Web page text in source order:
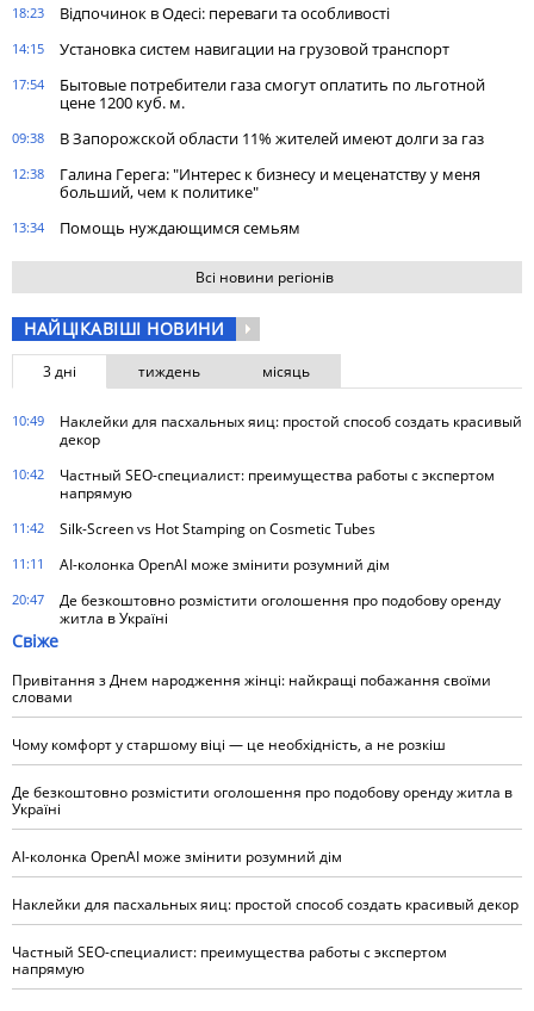
18:23 Відпочинок в Одесі: переваги та особливості
14:15 Установка систем навигации на грузовой транспорт
17:54
Бытовые потребители газа cмогут оплатить по льготной
цене 1200 куб. м.
09:38 В Запорожской области 11% жителей имеют долги за газ
12:38
Галина Герега: "Интерес к бизнесу и меценатству у меня
больший, чем к политике"
13:34 Помощь нуждающимся семьям
Всі новини регіонів
НАЙЦІКАВІШІ НОВИНИ
3 дні тиждень місяць
10:49
Наклейки для пасхальных яиц: простой способ создать красивый
декор
10:42
Частный SEO-специалист: преимущества работы с экспертом
напрямую
11:42 Silk-Screen vs Hot Stamping on Cosmetic Tubes
11:11 AI-колонка OpenAI може змінити розумний дім
20:47
Де безкоштовно розмістити оголошення про подобову оренду
житла в Україні
Свіже
Привітання з Днем народження жінці: найкращі побажання своїми
словами
Чому комфорт у старшому віці — це необхідність, а не розкіш
Де безкоштовно розмістити оголошення про подобову оренду житла в
Україні
AI-колонка OpenAI може змінити розумний дім
Наклейки для пасхальных яиц: простой способ создать красивый декор
Частный SEO-специалист: преимущества работы с экспертом
напрямую